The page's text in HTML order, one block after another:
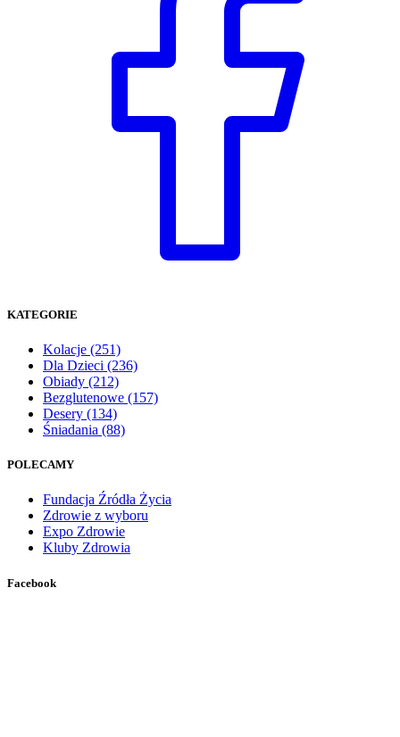
KATEGORIE
Kolacje (251)
Dla Dzieci (236)
Obiady (212)
Bezglutenowe (157)
Desery (134)
Śniadania (88)
POLECAMY
Fundacja Źródła Życia
Zdrowie z wyboru
Expo Zdrowie
Kluby Zdrowia
Facebook